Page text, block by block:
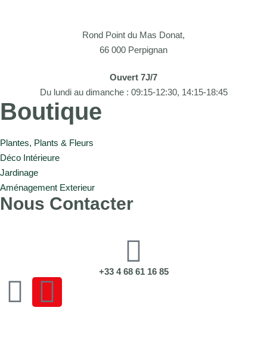
Rond Point du Mas Donat,
66 000 Perpignan
Ouvert 7J/7
Du lundi au dimanche : 09:15-12:30, 14:15-18:45
Boutique
Plantes, Plants & Fleurs
Déco Intérieure
Jardinage
Aménagement Exterieur
Nous Contacter
+33 4 68 61 16 85